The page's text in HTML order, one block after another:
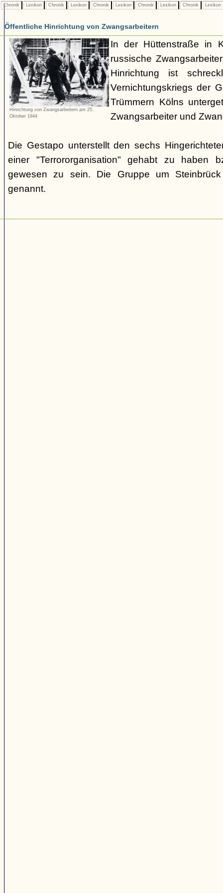
Chronik Lexikon Chronik Lexikon Chronik Lexikon Chronik Lexikon Chronik Lexikon
Öffentliche Hinrichtung von Zwangsarbeitern
Hinrichtung von Zwangsarbeitern am 25.
Oktober 1944
In der Hüttenstraße in
russische
Hinrichtung ist
Vernichtungskriegs der
Trümmern Kölns
Zwangsarbeiter und
Die Gestapo unterstellt den sechs
einer "Terrororganisation" gehabt zu haben
gewesen zu sein. Die Gruppe um
genannt.